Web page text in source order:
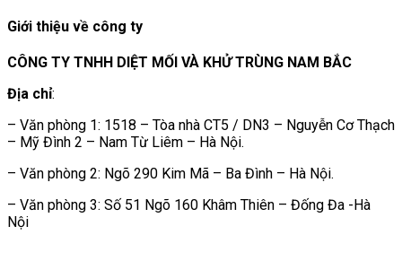
Giới thiệu về công ty
CÔNG TY TNHH DIỆT MỐI VÀ KHỬ TRÙNG NAM BẮC
Địa chỉ:
– Văn phòng 1: 1518 – Tòa nhà CT5 / DN3 – Nguyễn Cơ Thạch
– Mỹ Đình 2 – Nam Từ Liêm – Hà Nội.
– Văn phòng 2: Ngõ 290 Kim Mã – Ba Đình – Hà Nội.
– Văn phòng 3: Số 51 Ngõ 160 Khâm Thiên – Đống Đa -Hà
Nội